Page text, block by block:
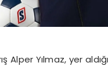
Alper Yılmaz, yer